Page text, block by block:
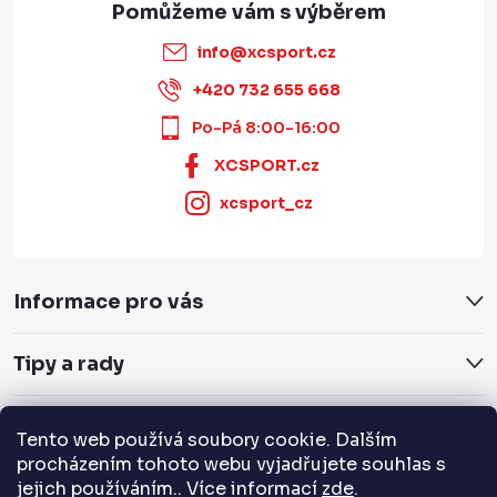
Tento web používá soubory cookie. Dalším
procházením tohoto webu vyjadřujete souhlas s
jejich používáním.. Více informací zde.
info@xcsport.cz
+420 732 655 668
Po-Pá 8:00-16:00
XCSPORT.cz
xcsport_cz
Informace pro vás
Tipy a rady
Servis a služby
Přijímáme online platby